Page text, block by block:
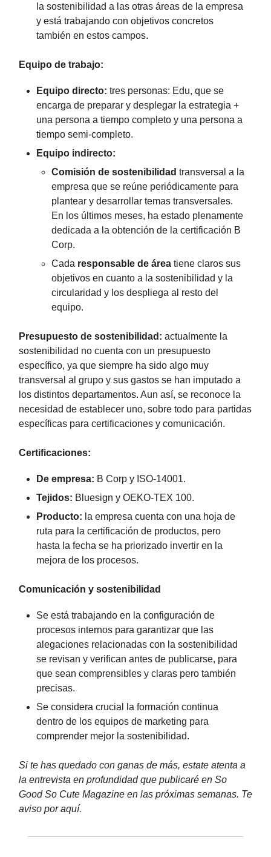
la sostenibilidad a las otras áreas de la empresa
y está trabajando con objetivos concretos
también en estos campos.
Equipo de trabajo:
Equipo directo: tres personas: Edu, que se
encarga de preparar y desplegar la estrategia +
una persona a tiempo completo y una persona a
tiempo semi-completo.
Equipo indirecto:
Comisión de sostenibilidad transversal a la
empresa que se reúne periódicamente para
plantear y desarrollar temas transversales.
En los últimos meses, ha estado plenamente
dedicada a la obtención de la certificación B
Corp.
Cada responsable de área tiene claros sus
objetivos en cuanto a la sostenibilidad y la
circularidad y los despliega al resto del
equipo.
Presupuesto de sostenibilidad: actualmente la
sostenibilidad no cuenta con un presupuesto
específico, ya que siempre ha sido algo muy
transversal al grupo y sus gastos se han imputado a
los distintos departamentos. Aun así, se reconoce la
necesidad de establecer uno, sobre todo para partidas
específicas para certificaciones y comunicación.
Certificaciones:
De empresa: B Corp y ISO-14001.
Tejidos: Bluesign y OEKO-TEX 100.
Producto: la empresa cuenta con una hoja de
ruta para la certificación de productos, pero
hasta la fecha se ha priorizado invertir en la
mejora de los procesos.
Comunicación y sostenibilidad
Se está trabajando en la configuración de
procesos internos para garantizar que las
alegaciones relacionadas con la sostenibilidad
se revisan y verifican antes de publicarse, para
que sean comprensibles y claras pero también
precisas.
Se considera crucial la formación continua
dentro de los equipos de marketing para
comprender mejor la sostenibilidad.
Si te has quedado con ganas de más, estate atenta a
la entrevista en profundidad que publicaré en So
Good So Cute Magazine en las próximas semanas. Te
aviso por aquí.